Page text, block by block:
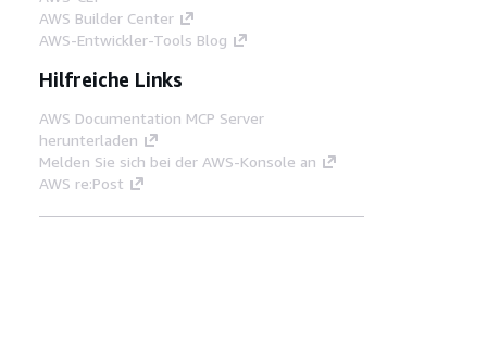
AWS Builder Center
AWS-Entwickler-Tools Blog
Hilfreiche Links
AWS Documentation MCP Server
herunterladen
Melden Sie sich bei der AWS-Konsole an
AWS re:Post